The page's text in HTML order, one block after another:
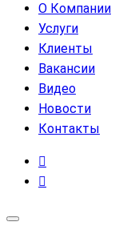
О Компании
Услуги
Клиенты
Вакансии
Видео
Новости
Контакты